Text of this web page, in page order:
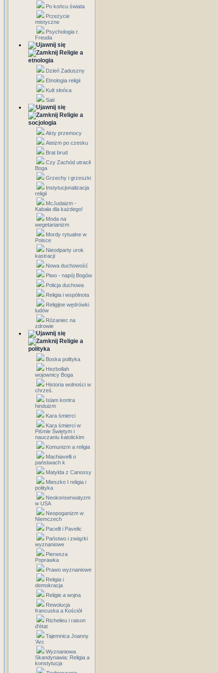
Po końcu świata
Przeżycie
mistyczne
Psychologia r.
Freuda
Religie a
etnologia
Dzień Zaduszny
Etnologia religii
Kult słońca
Sati
Religie a
socjologia
Akty przemocy
Ateizm po czesku
Brat brud
Czy Zachód utracił
Boga
Grzechy i grzeszki
Instytucjonalizacja
religii
McJudaizm -
Kabała dla każdego!
Moda na
wegetarianizm
Mordy rytualne w
Polsce
Nieodparty urok
kastracji
Nowa duchowość
Piwo - napój Bogów
Policja duchowa
Religia i wspólnota
Religijne wędrówki
ludów
Różaniec na
zdrowie
Religie a
polityka
Boska polityka
Hezbollah
wojownicy Boga
Historia wolności w
chrześ.
Islam kontra
hinduizm
Kara śmierci
Kara śmierci w
Piśmie Świętym i
nauczaniu katolickim
Komunizm a religia
Machiavelli o
państwach k
Matylda z Canossy
Mieszko I religia i
polityka
Neokonserwatyzm
w USA
Neopoganizm w
Niemczech
Pacelli i Pavelic
Państwo i związki
wyznaniowe
Pierwsza
Poprawka
Prawo wyznaniowe
Religia i
demokracja
Religie a wojna
Rewolucja
francuska a Kościół
Richelieu i raison
d'état
Tajemnica Joanny
'Arc
Wyznaniowa
Skandynawia: Religia a
konstytucja